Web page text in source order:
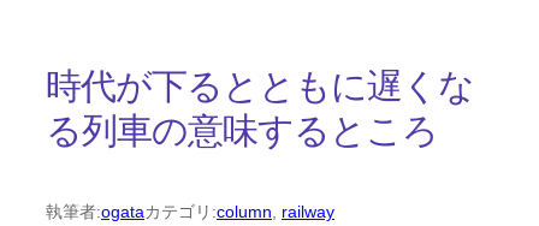
時代が下るとともに遅くな
る列車の意味するところ
執筆者:ogataカテゴリ:column, railway